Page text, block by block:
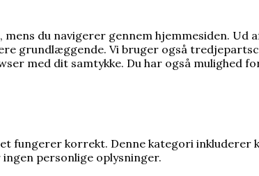
du navigerer gennem hjemmesiden. Ud
grundlæggende. Vi bruger også
med dit samtykke. Du har også mulighed
fungerer korrekt. Denne kategori
personlige oplysninger.